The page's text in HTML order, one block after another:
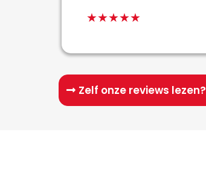
★★★★★
Zelf onze reviews lezen?